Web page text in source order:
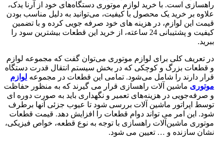
راهسازی است. با خرید لوازم موتوری دستگاه‌های خود از آرنا یدک،
علاوه بر خرید یک محصول با کیفیت، می‌توانید به دلیل مناسب بودن
قیمت این لوازم، در هزینه های خود صرفه جویی کرده و با تضمین
کیفیت و پشتیبانی 24 ساعته، از خرید این قطعات بیشترین سود را
ببرید.
در تعریف کلی برای لوازم موتوری می‌توان گفت که مجموعه لوازم
و قطعات بزرگ و کوچکی که در بخش سیستم انتقال قدرت دستگاه
قرار دارند را شامل می‌شود. تمامی این قطعات در مجموعه لوازم
موتوری ماشین آلات راهسازی قرار می گیرند که به منظور حفاظت
و صرفه‌جویی در هزینه‌های تعمیر و نگهداری باید به صورت دوره ای
توسط اپراتور ماشین آلات بررسی شود تا عیوب جزئی آنها برطرف
شود. این امر می تواند دوام قطعات را افزایش دهد. قیمت قطعات
موتوری ماشین‌آلات راهسازی با توجه به نوع قطعه، خواص فیزیکی،
نشان سازنده و … تعیین می شود.